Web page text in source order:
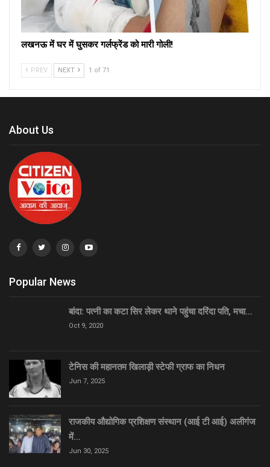
लखनऊ में घर में घुसकर गर्लफ्रेंड को मारी गोली!
PREV NEXT 1 of 71
About Us
Popular News
बांदा: पत्नी का कटा सिर लेकर थाने पहुंचा दरिंदा पति, मचा…
Oct 9, 2020
टेनिस की महानतम खिलाड़ी स्टेफी ग्राफ का निधन
Jun 7, 2025
राजकीय औद्योगिक प्रशिक्षण संस्थान (आई टी आई) अलीगंज
में…
Jun 30, 2025